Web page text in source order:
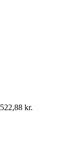
522,88 kr.